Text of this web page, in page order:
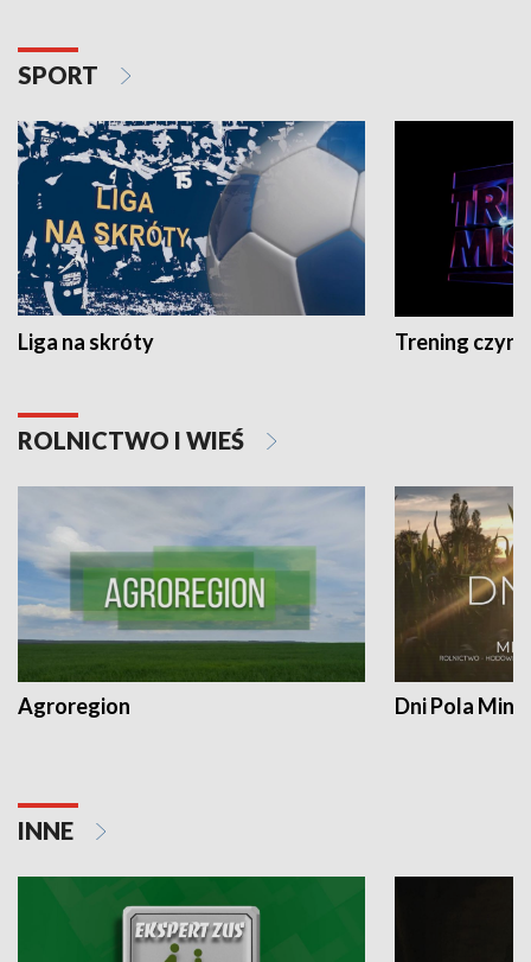
SPORT
Liga na skróty Trening czyni
ROLNICTWO I WIEŚ
Agroregion Dni Pola
INNE